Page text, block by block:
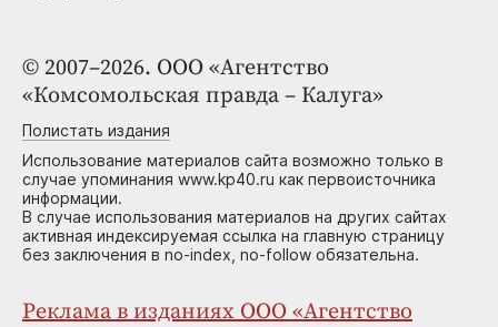
© 2007–2026. ООО «Агентство
«Комсомольская правда – Калуга»
Полистать издания
Использование материалов сайта возможно только в
случае упоминания www.kp40.ru как первоисточника
информации.
В случае использования материалов на других сайтах
активная индексируемая ссылка на главную страницу
без заключения в no-index, no-follow обязательна.
Реклама в изданиях ООО «Агентство